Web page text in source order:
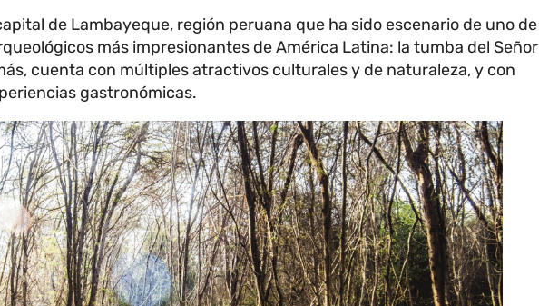
de Lambayeque, región peruana que ha sido escenario de uno de
más impresionantes de América Latina: la tumba del Señor
cuenta con múltiples atractivos culturales y de naturaleza, y con
gastronómicas.